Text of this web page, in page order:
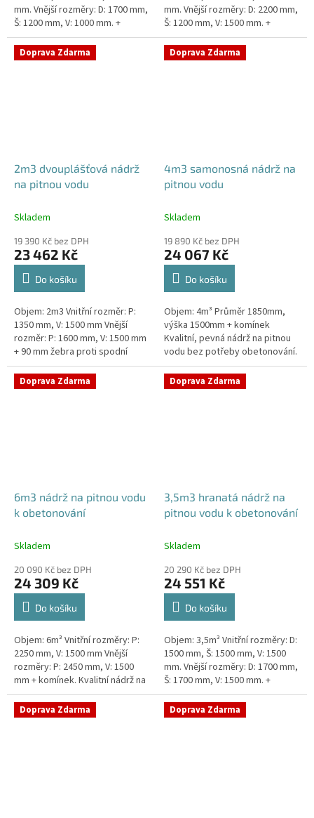
mm. Vnější rozměry: D: 1700 mm,
Š: 1200 mm, V: 1000 mm. +
komínek Kvalitní, pevná nádrž na
pitnou vodu bez...
mm. Vnější rozměry: D: 2200 mm,
Š: 1200 mm, V: 1500 mm. +
komínek. Kvalitní nádrž na
pitnou vodu pod...
Doprava Zdarma
2m3 dvouplášťová nádrž
na pitnou vodu
Skladem
19 390 Kč bez DPH
23 462 Kč
Do košíku
Objem: 2m3 Vnitřní rozměr: P:
1350 mm, V: 1500 mm Vnější
rozměr: P: 1600 mm, V: 1500 mm
+ 90 mm žebra proti spodní
vodě + komínek Kvalitní nádrž na
pitnou vodu do míst vysokou...
Doprava Zdarma
4m3 samonosná nádrž na
pitnou vodu
Skladem
19 890 Kč bez DPH
24 067 Kč
Do košíku
Objem: 4m³ Průměr 1850mm,
výška 1500mm + komínek
Kvalitní, pevná nádrž na pitnou
vodu bez potřeby obetonování.
Průměr a umístění všech
prostupů pro potrubí a hadice
specifikujte...
Doprava Zdarma
6m3 nádrž na pitnou vodu
k obetonování
Skladem
20 090 Kč bez DPH
24 309 Kč
Do košíku
Objem: 6m³ Vnitřní rozměry: P:
2250 mm, V: 1500 mm Vnější
rozměry: P: 2450 mm, V: 1500
mm + komínek. Kvalitní nádrž na
pitnou vodu pod parkovací
stání. Průměr a umístění všech...
Doprava Zdarma
3,5m3 hranatá nádrž na
pitnou vodu k obetonování
Skladem
20 290 Kč bez DPH
24 551 Kč
Do košíku
Objem: 3,5m³ Vnitřní rozměry: D:
1500 mm, Š: 1500 mm, V: 1500
mm. Vnější rozměry: D: 1700 mm,
Š: 1700 mm, V: 1500 mm. +
komínek Kvalitní nádrž na pitnou
vodu pod parkovací...
Doprava Zdarma Doprava Zdarma